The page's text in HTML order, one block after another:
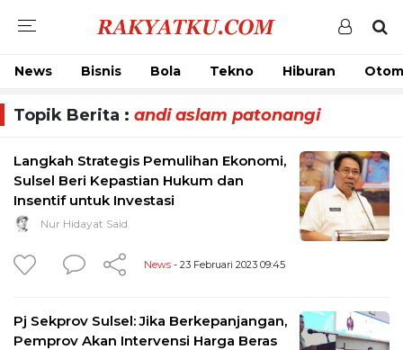
News Bisnis Bola Tekno Hiburan
Topik Berita : andi aslam patonangi
Langkah Strategis Pemulihan Ekonomi,
Sulsel Beri Kepastian Hukum dan
Insentif untuk Investasi
Nur Hidayat Said
News - 23 Februari 2023 09:45
Pj Sekprov Sulsel: Jika Berkepanjangan,
Pemprov Akan Intervensi Harga Beras